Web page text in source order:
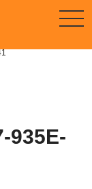
935E-